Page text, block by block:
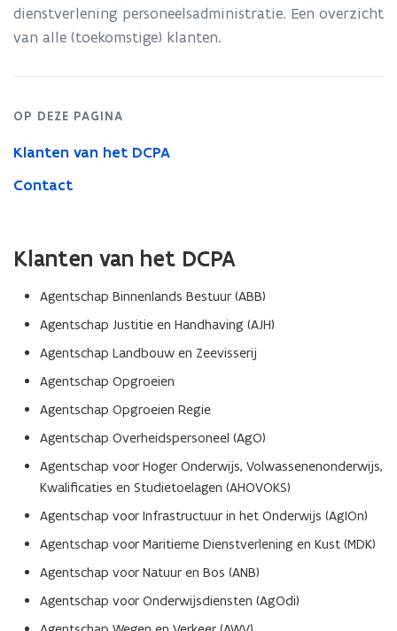
dienstverlening personeelsadministratie. Een overzicht
van alle (toekomstige) klanten.
OP DEZE PAGINA
Klanten van het DCPA
Contact
Klanten van het DCPA
Agentschap Binnenlands Bestuur (ABB)
Agentschap Justitie en Handhaving (AJH)
Agentschap Landbouw en Zeevisserij
Agentschap Opgroeien
Agentschap Opgroeien Regie
Agentschap Overheidspersoneel (AgO)
Agentschap voor Hoger Onderwijs, Volwassenenonderwijs,
Kwalificaties en Studietoelagen (AHOVOKS)
Agentschap voor Infrastructuur in het Onderwijs (AgIOn)
Agentschap voor Maritieme Dienstverlening en Kust (MDK)
Agentschap voor Natuur en Bos (ANB)
Agentschap voor Onderwijsdiensten (AgOdi)